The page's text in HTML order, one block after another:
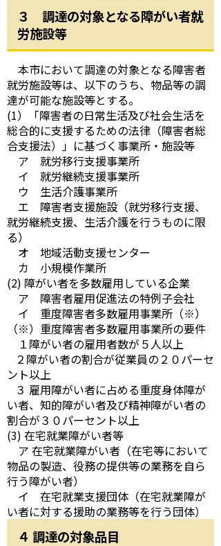
３ 調達の対象となる障がい者就
労施設等
本市において調達の対象となる障害者
就労施設等は、以下のうち、物品等の調
達が可能な施設等とする。
(1）「障害者の日常生活及び社会生活を
総合的に支援するための法律（障害者総
合支援法）」に基づく事業所・施設等
ア 就労移行支援事業所
イ 就労継続支援事業所
ウ 生活介護事業所
エ 障害者支援施設（就労移行支援、
就労継続支援、生活介護を行うものに限
る）
オ 地域活動支援センター
カ 小規模作業所
(2) 障がい者を多数雇用している企業
ア 障害者雇用促進法の特例子会社
イ 重度障害者多数雇用事業所（※）
（※）重度障害者多数雇用事業所の要件
１障がい者の雇用者数が５人以上
２障がい者の割合が従業員の２０パーセ
ント以上
３ 雇用障がい者に占める重度身体障が
い者、知的障がい者及び精神障がい者の
割合が３０パーセント以上
(3) 在宅就業障がい者等
ア 在宅就業障がい者（在宅等において
物品の製造、役務の提供等の業務を自ら
行う障がい者）
イ 在宅就業支援団体（在宅就業障が
い者に対する援助の業務等を行う団体）
４ 調達の対象品目